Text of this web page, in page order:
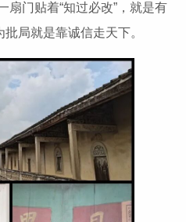
扇门贴着“知过必改”，就是有
局就是靠诚信走天下。